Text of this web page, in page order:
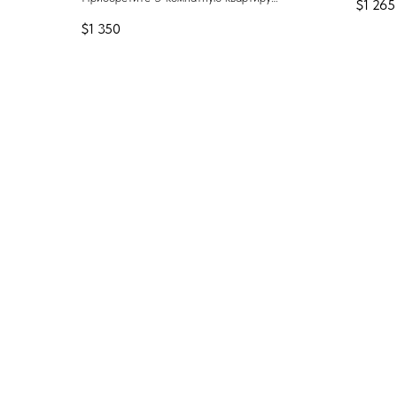
с удобными условиями оплаты,
$1 350
Atori, в
$1 265